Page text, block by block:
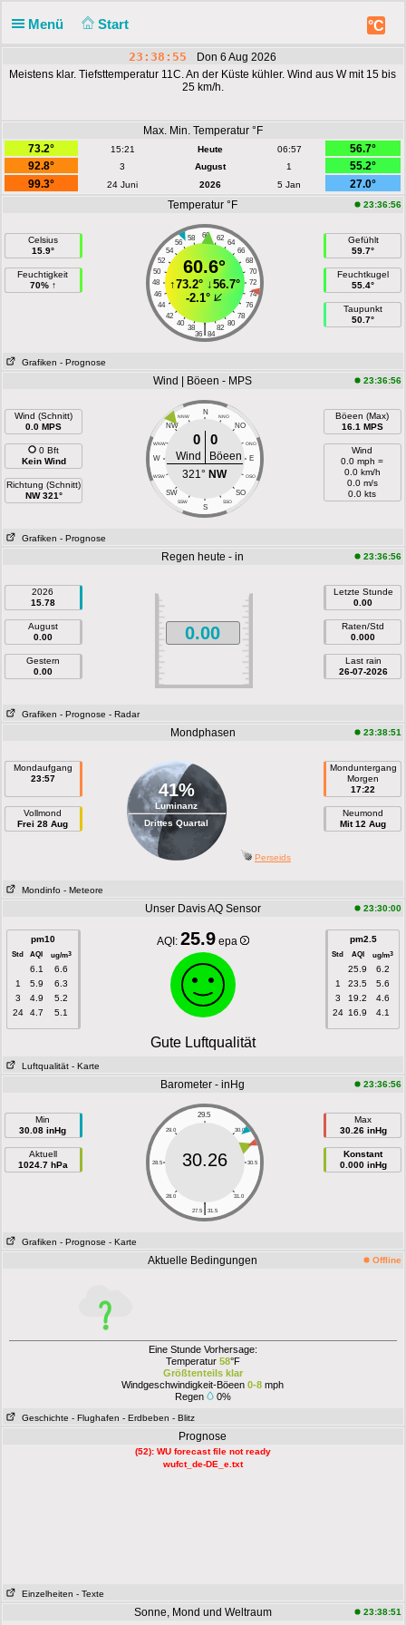
Menü Start °C
23:38:55
Don 6 Aug 2026
Meistens klar. Tiefsttemperatur 11C. An der Küste kühler. Wind aus W mit 15 bis
25 km/h.
Max. Min. Temperatur °F
73.2°
15:21 Heute 06:57
56.7°
92.8°
3 August 1
55.2°
99.3°
24 Juni 2026 5 Jan
27.0°
Temperatur °F
23:36:56
Celsius
15.9°
Feuchtigkeit
70% ↑
60
58 62
56
64
54
66
52
68
50
70
48
72
46
74
44
76
42
78
40
80
38 82
|
36 84
60.6°
↑73.2°↓56.7°
-2.1°
Gefühlt
59.7°
Feuchtkugel
55.4°
Taupunkt
50.7°
Grafiken - Prognose
Wind | Böeen - MPS 23:36:56
Wind (Schnitt)
0.0 MPS
0 Bft
Kein Wind
Richtung (Schnitt)
NW 321°
N
NNW NNO
NW NO
WNW ONO
W E
WSW OSO
SW SO
SSW SSO
S
0 0
Wind
Böeen
321° NW
Böeen (Max)
16.1 MPS
Wind
0.0 mph =
0.0 km/h
0.0 m/s
0.0 kts
Grafiken - Prognose
Regen heute - in 23:36:56
2026
15.78
August
0.00
Gestern
0.00
0.00
Letzte Stunde
0.00
Raten/Std
0.000
Last rain
26-07-2026
Grafiken - Prognose - Radar
Mondphasen 23:38:51
Mondaufgang
23:57
Vollmond
Frei 28 Aug
41%
Luminanz
Drittes Quartal
Monduntergang
Morgen
17:22
Neumond
Mit 12 Aug
Perseids
Mondinfo - Meteore
Unser Davis AQ Sensor 23:30:00
pm10
Std AQI ug/m3
6.1
6.6
1
5.9
6.3
3
4.9
5.2
24
4.7 5.1
AQI: 25.9 epa pm2.5
Std AQI ug/m3
25.9
6.2
1
23.5
5.6
3
19.2
4.6
24 16.9 4.1
Gute Luftqualität
Luftqualität - Karte
Barometer - inHg 23:36:56
Min
30.08 inHg
Aktuell
1024.7 hPa
29.5
29.0 30.0
28.5 30.5
28.0 31.0
|
27.5 31.5
30.26
Max
30.26 inHg
Konstant
0.000 inHg
Grafiken - Prognose - Karte
Aktuelle Bedingungen Offline
Eine Stunde Vorhersage:
Temperatur 58°F
Größtenteils klar
Windgeschwindigkeit-Böeen 0-8 mph
Regen
0%
Geschichte - Flughafen - Erdbeben - Blitz
Prognose
(52): WU forecast file not ready
wufct_de-DE_e.txt
Einzelheiten - Texte
Sonne, Mond und Weltraum 23:38:51